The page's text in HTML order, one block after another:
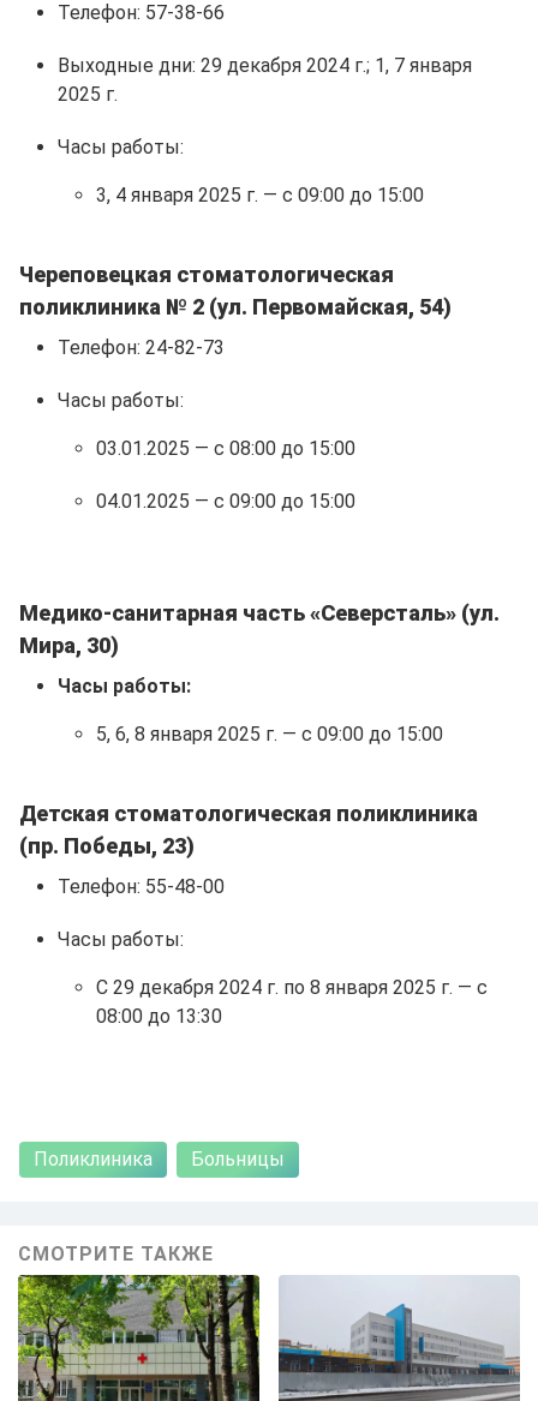
Телефон: 57-38-66
Выходные дни: 29 декабря 2024 г.; 1, 7 января
2025 г.
Часы работы:
3, 4 января 2025 г. — с 09:00 до 15:00
Череповецкая стоматологическая
поликлиника № 2 (ул. Первомайская, 54)
Телефон: 24-82-73
Часы работы:
03.01.2025 — с 08:00 до 15:00
04.01.2025 — с 09:00 до 15:00
Медико-санитарная часть «Северсталь» (ул.
Мира, 30)
Часы работы:
5, 6, 8 января 2025 г. — с 09:00 до 15:00
Детская стоматологическая поликлиника
(пр. Победы, 23)
Телефон: 55-48-00
Часы работы:
С 29 декабря 2024 г. по 8 января 2025 г. — с
08:00 до 13:30
Поликлиника Больницы
СМОТРИТЕ ТАКЖЕ